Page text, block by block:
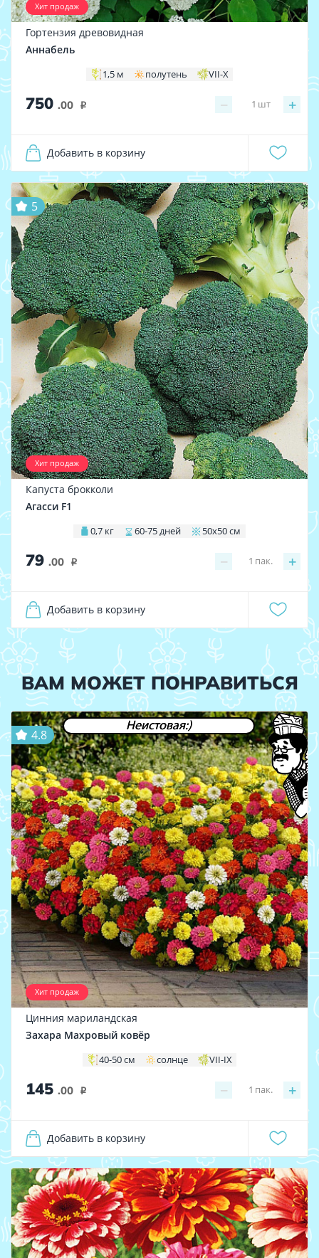
Хит продаж
Гортензия древовидная
Аннабель
1,5 м полутень VII-X
750 .00 i − +
1 шт
Добавить в корзину
Хит продаж
5
Капуста брокколи
Агасси F1
0,7 кг 60-75 дней 50х50 см
79 .00 i − +
1 пак.
Добавить в корзину
ВАМ МОЖЕТ ПОНРАВИТЬСЯ
Неистовая:)
Хит продаж
4.8
Цинния мариландская
Захара Махровый ковёр
40-50 см солнце VII-IX
145 .00 i − +
1 пак.
Добавить в корзину